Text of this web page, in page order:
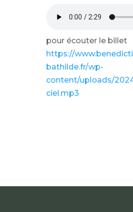
pour écouter le billet
https://
bathilde.fr/wp-
content/uploads/
ciel.mp3